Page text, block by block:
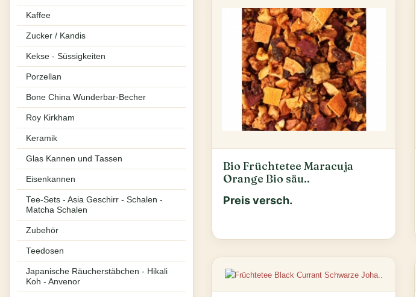
Bio Früchtetee Maracuja
Orange Bio säu..
Preis versch.
Kaffee
Zucker / Kandis
Kekse - Süssigkeiten
Porzellan
Bone China Wunderbar-Becher
Roy Kirkham
Keramik
Glas Kannen und Tassen
Eisenkannen
Tee-Sets - Asia Geschirr - Schalen -
Matcha Schalen
Zubehör
Teedosen
Japanische Räucherstäbchen - Hikali
Koh - Anvenor